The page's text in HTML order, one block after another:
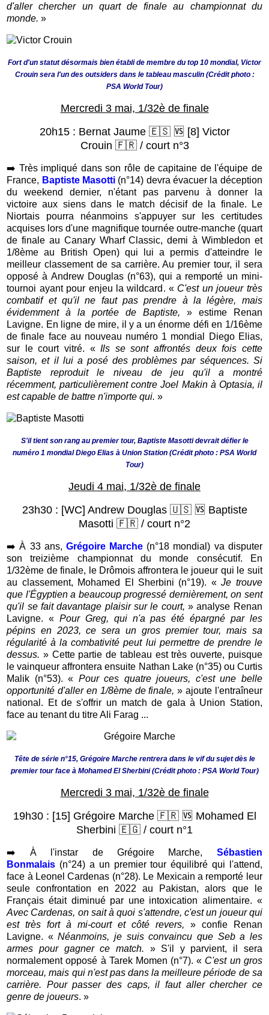
d'aller chercher un quart de finale au championnat du
monde. »
Fort d'un statut désormais bien établi de membre du top 10 mondial, Victor
Crouin sera l'un des outsiders dans le tableau masculin (Crédit photo :
PSA World Tour)
Mercredi 3 mai, 1/32è de finale
20h15 : Bernat Jaume 🇪🇸 🆚 [8] Victor
Crouin 🇫🇷 / court n°3
➡️ Très impliqué dans son rôle de capitaine de l'équipe de
France, Baptiste Masotti(n°14) devra évacuer la déception
du weekend dernier, n'étant pas parvenu à donner la
victoire aux siens dans le match décisif de la finale. Le
Niortais pourra néanmoins s'appuyer sur les certitudes
acquises lors d'une magnifique tournée outre-manche (quart
de finale au Canary Wharf Classic, demi à Wimbledon et
1/8ème au British Open) qui lui a permis d'atteindre le
meilleur classement de sa carrière. Au premier tour, il sera
opposé à Andrew Douglas (n°63), qui a remporté un mini-
tournoi ayant pour enjeu la wildcard. « C'est un joueur très
combatif et qu'il ne faut pas prendre à la légère, mais
évidemment à la portée de Baptiste, » estime Renan
Lavigne. En ligne de mire, il y a un énorme défi en 1/16ème
de finale face au nouveau numéro 1 mondial Diego Elias,
sur le court vitré. «Ils se sont affrontés deux fois cette
saison, et il lui a posé des problèmes par séquences. Si
Baptiste reproduit le niveau de jeu qu'il a montré
récemment, particulièrement contre Joel Makin à Optasia, il
est capable de battre n'importe qui. »
S'il tient son rang au premier tour, Baptiste Masotti devrait défier le
numéro 1 mondial Diego Elias à Union Station (Crédit photo : PSA World
Tour)
Jeudi 4 mai, 1/32è de finale
23h30: [WC] Andrew Douglas 🇺🇸 🆚 Baptiste
Masotti 🇫🇷 / court n°2
➡️À 33 ans, Grégoire Marche (n°18 mondial) va disputer
son treizième championnat du monde consécutif. En
1/32ème de finale, le Drômois affrontera le joueur qui le suit
au classement, Mohamed El Sherbini (n°19). «Je trouve
que l'Égyptien a beaucoup progressé dernièrement, on sent
qu'il se fait davantage plaisir sur le court, » analyse Renan
Lavigne. « Pour Greg, qui n'a pas été épargné par les
pépins en 2023, ce sera un gros premier tour, mais sa
régularité à la combativité peut lui permettre de prendre le
dessus. » Cette partie de tableau est très ouverte, puisque
le vainqueur affrontera ensuite Nathan Lake (n°35) ou Curtis
Malik (n°53). « Pour ces quatre joueurs, c'est une belle
opportunité d'aller en 1/8ème de finale, » ajoute l'entraîneur
national. Et de s'offrir un match de gala à Union Station,
face au tenant du titre Ali Farag ...
Tête de série n°15, Grégoire Marche rentrera dans le vif du sujet dès le
premier tour face à Mohamed El Sherbini (Crédit photo : PSA World Tour)
Mercredi 3 mai, 1/32è de finale
19h30 : [15] Grégoire Marche 🇫🇷 🆚 Mohamed El
Sherbini 🇪🇬 / court n°1
➡️ À l'instar de Grégoire Marche, Sébastien
Bonmalais (n°24) a un premier tour équilibré qui l'attend,
face à Leonel Cardenas (n°28). Le Mexicain a remporté leur
seule confrontation en 2022 au Pakistan, alors que le
Français était diminué par une intoxication alimentaire. «
Avec Cardenas, on sait à quoi s'attendre, c'est un joueur qui
est très fort à mi-court et côté revers, » confie Renan
Lavigne. «Néanmoins, je suis convaincu que Seb a les
armes pour gagner ce match. » S'il y parvient, il sera
normalement opposé à Tarek Momen (n°7). « C'est un gros
morceau, mais qui n'est pas dans la meilleure période de sa
carrière. Pour passer des caps, il faut aller chercher ce
genre de joueurs. »